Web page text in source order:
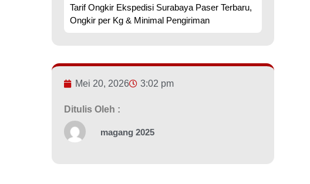
Tarif Ongkir Ekspedisi Surabaya Paser Terbaru,
Ongkir per Kg & Minimal Pengiriman
Mei 20, 2026 3:02 pm
Ditulis Oleh :
magang 2025